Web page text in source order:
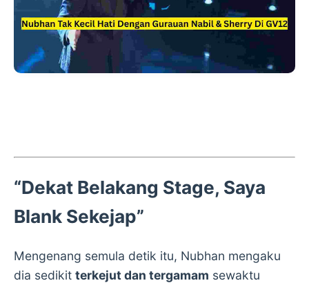
“Dekat Belakang Stage, Saya
Blank Sekejap”
Mengenang semula detik itu, Nubhan mengaku
dia sedikit terkejut dan tergamam sewaktu